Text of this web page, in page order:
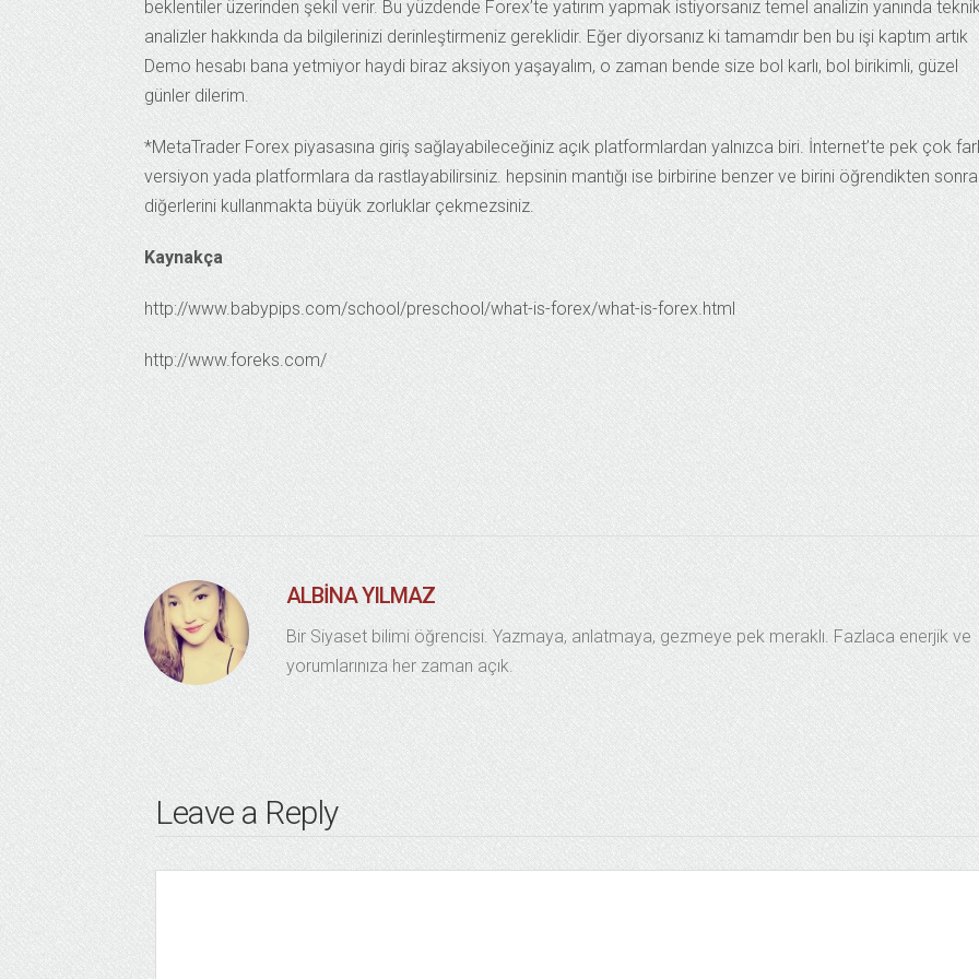
beklentiler üzerinden şekil verir. Bu yüzdende Forex’te yatırım yapmak istiyorsanız temel analizin yanında
analizler hakkında da bilgilerinizi derinleştirmeniz gereklidir. Eğer diyorsanız ki tamamdır ben bu işi kaptım artık
Demo hesabı bana yetmiyor haydi biraz aksiyon yaşayalım, o zaman bende size bol karlı, bol birikimli, güzel
günler dilerim.
*MetaTrader Forex piyasasına giriş sağlayabileceğiniz açık platformlardan yalnızca biri. İnternet’te pek çok
versiyon yada platformlara da rastlayabilirsiniz. hepsinin mantığı ise birbirine benzer ve birini öğrendikten sonra
diğerlerini kullanmakta büyük zorluklar çekmezsiniz.
Kaynakça
http://www.babypips.com/school/preschool/what-is-forex/what-is-forex.html
http://www.foreks.com/
ALBINA YILMAZ
Bir Siyaset bilimi öğrencisi. Yazmaya, anlatmaya, gezmeye pek meraklı. Fazlaca enerjik ve
yorumlarınıza her zaman açık.
Leave a Reply